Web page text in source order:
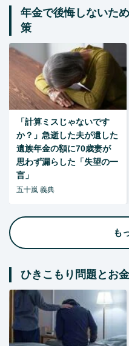
年金で後悔しないた
策
「計算ミスじゃないです
か？」急逝した夫が遺した
遺族年金の額に70歳妻が
思わず漏らした「失望の一
言」
五十嵐 義典
も
ひきこもり問題とお